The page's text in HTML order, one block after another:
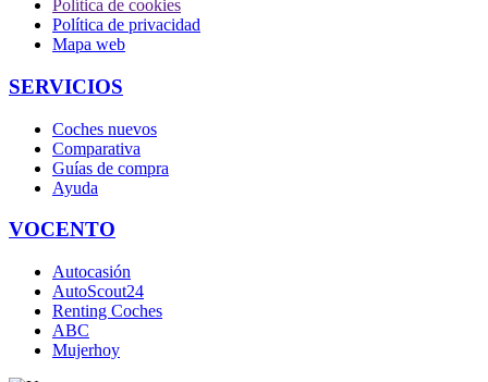
Política de cookies
Política de privacidad
Mapa web
SERVICIOS
Coches nuevos
Comparativa
Guías de compra
Ayuda
VOCENTO
Autocasión
AutoScout24
Renting Coches
ABC
Mujerhoy